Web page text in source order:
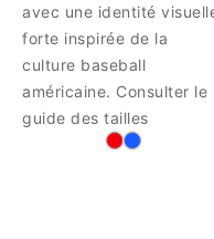
avec une identité
forte inspirée de la
culture baseball
américaine. Consulter le
guide des tailles